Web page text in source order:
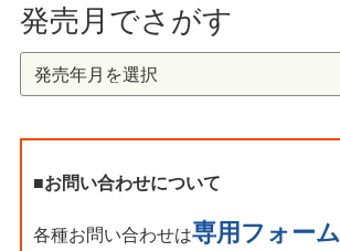
発売月でさがす
■お問い合わせについて
各種お問い合わせは専用フォーム